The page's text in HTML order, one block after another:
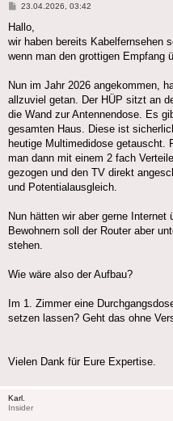
Beitrag
23.04.2026, 03:42
Hallo,
wir haben bereits Kabelfernsehen
wenn man den grottigen Empfang
Nun im Jahr 2026 angekommen,
allzuviel getan. Der HÜP sitzt an
die Wand zur Antennendose. Es
gesamten Haus. Diese ist
heutige Multimedidose getauscht.
man dann mit einem 2 fach
gezogen und den TV direkt
und Potentialausgleich.
Nun hätten wir aber gerne
Bewohnern soll der Router aber
stehen.
Wie wäre also der Aufbau?
Im 1. Zimmer eine
setzen lassen? Geht das ohne
Vielen Dank für Eure Expertise.
Karl.
Insider